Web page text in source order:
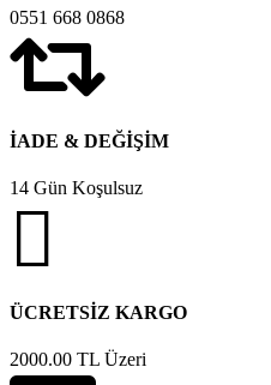
0551 668 0868
İADE & DEĞİŞİM
14 Gün Koşulsuz
ÜCRETSİZ KARGO
2000.00 TL Üzeri